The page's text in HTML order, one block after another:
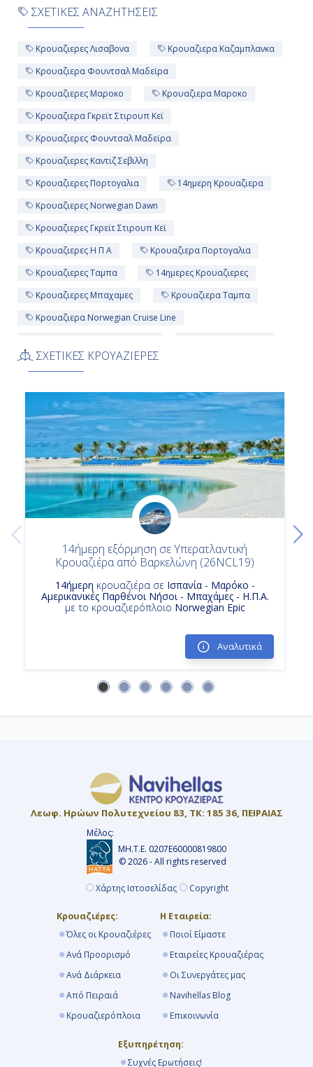
Εν Πλω
Γκρέϊτ Στίρουπ Κέϊ, Μπαχάμες
7:00
17:00
Ημέρα 14η
Ημέρα 15η
7:00
ΣΧΕΤΙΚΕΣ ΑΝΑΖΗΤΗΣΕΙΣ
Κρουαζιερες Λισαβονα
Κρουαζιερα Καζαμπλανκα
Κρουαζιερα Φουντσαλ Μαδεϊρα
Κρουαζιερες Μαροκο
Κρουαζιερα Μαροκο
Κρουαζιερα Γκρεϊτ Στιρουπ Κεϊ
Κρουαζιερες Φουντσαλ Μαδεϊρα
Κρουαζιερες Καντιζ Σεβιλλη
Κρουαζιερες Πορτογαλια
14ημερη Κρουαζιερα
Κρουαζιερες Norwegian Dawn
Κρουαζιερες Γκρεϊτ Στιρουπ Κεϊ
Κρουαζιερες Η Π Α
Κρουαζιερα Πορτογαλια
Κρουαζιερες Ταμπα
14ημερες Κρουαζιερες
Κρουαζιερες Μπαχαμες
Κρουαζιερα Ταμπα
Κρουαζιερα Norwegian Cruise Line
Κρουαζιερα Καντιζ Σεβιλλη
Κρουαζιερες Καζαμπλανκα
Κρουαζιερα Ισπανια
Κρουαζιερες Norwegian Cruise Line
Κρουαζιερες Ισπανια
ΣΧΕΤΙΚΕΣ ΚΡΟΥΑΖΙΕΡΕΣ
14ήμερη εξόρμηση σε Υπερατλαντική
Κρουαζιέρα από Βαρκελώνη (26NCL19)
14ήμερη κρουαζιέρα σε Ισπανία - Μαρόκο -
Αμερικανικές Παρθένοι Νήσοι - Μπαχάμες - Η.Π.Α.
με το κρουαζιερόπλοιο Norwegian Epic
Αναλυτικά
Λεωφ. Ηρώων Πολυτεχνείου 83, ΤΚ: 185 36, ΠΕΙΡΑΙΑΣ
Μέλος:
ΜΗ.Τ.Ε. 0207Ε60000819800
© 2026 - All rights reserved
Χάρτης Ιστοσελίδας Copyright
Κρουαζιέρες:
Όλες οι Κρουαζιέρες
Ανά Προορισμό
Ανά Διάρκεια
Από Πειραιά
Κρουαζιερόπλοια
Η Εταιρεία:
Ποιοί Είμαστε
Εταιρείες Κρουαζιέρας
Οι Συνεργάτες μας
Navihellas Blog
Επικοινωνία
Εξυπηρέτηση:
Συχνές Ερωτήσεις!